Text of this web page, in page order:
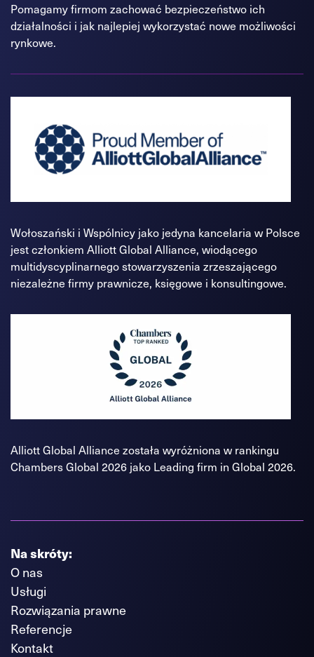
Pomagamy firmom zachować bezpieczeństwo ich
działalności i jak najlepiej wykorzystać nowe możliwości
rynkowe.
Wołoszański i Wspólnicy jako jedyna kancelaria w Polsce
jest członkiem Alliott Global Alliance, wiodącego
multidyscyplinarnego stowarzyszenia zrzeszającego
niezależne firmy prawnicze, księgowe i konsultingowe.
Alliott Global Alliance została wyróżniona w rankingu
Chambers Global 2026 jako Leading firm in Global 2026.
Na skróty:
O nas
Usługi
Rozwiązania prawne
Referencje
Kontakt